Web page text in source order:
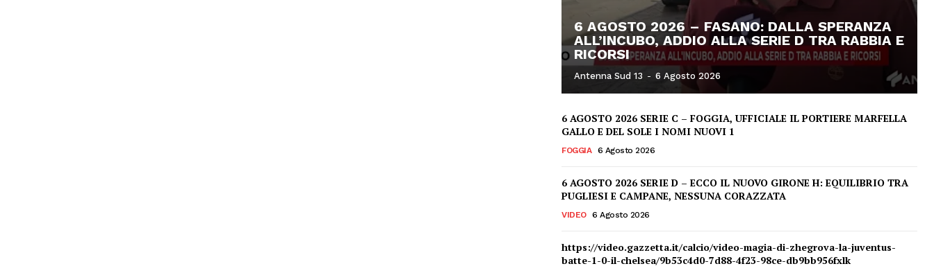
6 AGOSTO 2026 – FASANO: DALLA SPERANZA
ALL’INCUBO, ADDIO ALLA SERIE D TRA RABBIA E
RICORSI
Antenna Sud 13 - 6 Agosto 2026
6 AGOSTO 2026 SERIE C – FOGGIA, UFFICIALE IL PORTIERE MARFELLA
GALLO E DEL SOLE I NOMI NUOVI 1
FOGGIA 6 Agosto 2026
6 AGOSTO 2026 SERIE D – ECCO IL NUOVO GIRONE H: EQUILIBRIO TRA
PUGLIESI E CAMPANE, NESSUNA CORAZZATA
VIDEO 6 Agosto 2026
https://video.gazzetta.it/calcio/video-magia-di-zhegrova-la-juventus-
batte-1-0-il-chelsea/9b53c4d0-7d88-4f23-98ce-db9bb956fxlk